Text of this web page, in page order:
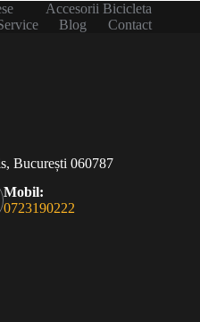
Accesorii Bicicleta
Blog
Contact
București 060787
Mobil:
0723190222